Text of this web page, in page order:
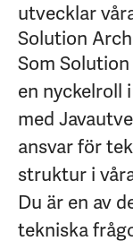
utvecklar
Solution
Som
en nyckelroll
med
ansvar för
struktur i
Du är en av
tekniska